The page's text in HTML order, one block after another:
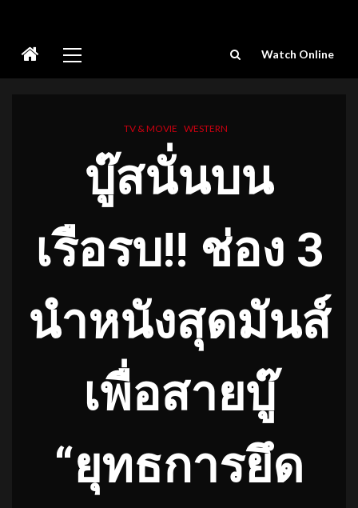
Menu
Watch Online
TV & MOVIE WESTERN
บู๊สนั่นบน
เรือรบ!! ช่อง 3
นำหนังสุดมันส์
เพื่อสายบู๊
“ยุทธการยึด